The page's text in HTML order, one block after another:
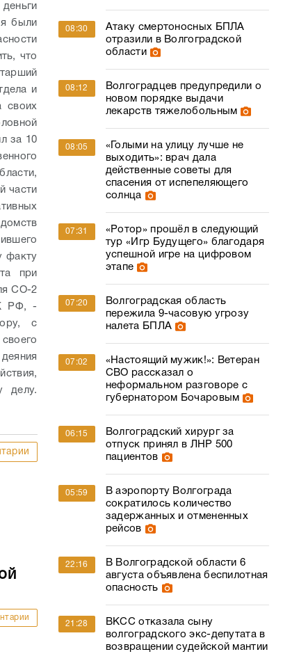
были
что
и
своих
за 10
части
факту
при
СО-2
РФ, -
с
делу.
08:30
Атаку смертоносных БПЛА
отразили в Волгоградской
области
08:12
Волгоградцев предупредили о
новом порядке выдачи
лекарств тяжелобольным
08:05
«Голыми на улицу лучше не
выходить»: врач дала
действенные советы для
спасения от испепеляющего
солнца
07:31
«Ротор» прошёл в следующий
тур «Игр Будущего» благодаря
успешной игре на цифровом
этапе
07:20
Волгоградская область
пережила 9-часовую угрозу
налета БПЛА
07:02
«Настоящий мужик!»: Ветеран
СВО рассказал о
неформальном разговоре с
губернатором Бочаровым
06:15
Волгоградский хирург за
отпуск принял в ЛНР 500
пациентов
05:59
В аэропорту Волгограда
сократилось количество
задержанных и отмененных
рейсов
22:16
В Волгоградской области 6
августа объявлена беспилотная
опасность
21:28
ВКСС отказала сыну
волгоградского экс-депутата в
возвращении судейской мантии